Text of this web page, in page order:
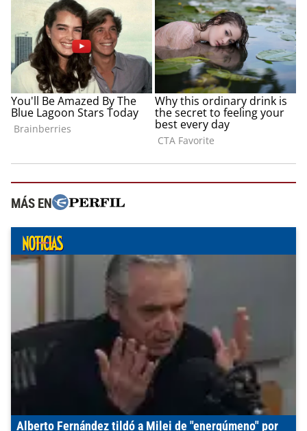
MÁS EN
Alberto Fernández tildó a Milei de "energúmeno" por